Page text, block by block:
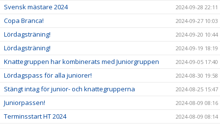
Svensk mästare 2024 2024-09-28 22:11
Copa Branca! 2024-09-27 10:03
Lördagsträning! 2024-09-20 10:44
Lördagsträning! 2024-09-19 18:19
Knattegruppen har kombinerats med Juniorgruppen 2024-09-05 17:40
Lördagspass för alla juniorer! 2024-08-30 19:58
Stängt intag för junior- och knattegrupperna 2024-08-25 15:47
Juniorpassen! 2024-08-09 08:16
Terminsstart HT 2024 2024-08-09 08:14